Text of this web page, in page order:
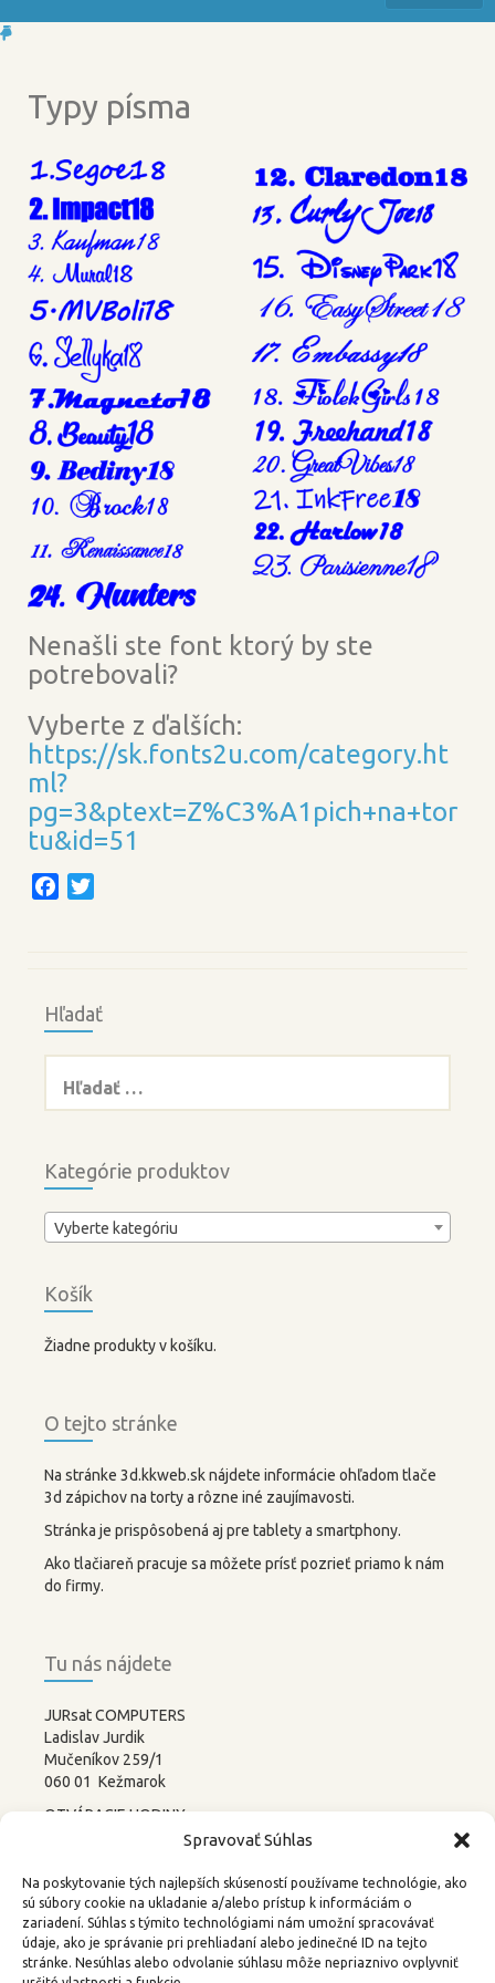
Spravovať Súhlas
Na poskytovanie tých najlepších skúseností používame technológie, ako
sú súbory cookie na ukladanie a/alebo prístup k informáciám o
zariadení. Súhlas s týmito technológiami nám umožní spracovávať
údaje, ako je správanie pri prehliadaní alebo jedinečné ID na tejto
stránke. Nesúhlas alebo odvolanie súhlasu môže nepriaznivo ovplyvniť
Typy písma
Nenašli ste font ktorý by ste
potrebovali?
Vyberte z ďalších:
https://sk.fonts2u.com/category.ht
ml?
pg=3&ptext=Z%C3%A1pich+na+tor
tu&id=51
o
e
Hľadať
Kategórie produktov
Vyberte kategóriu
Košík
Žiadne produkty v košíku.
O tejto stránke
Na stránke 3d.kkweb.sk nájdete informácie ohľadom tlače
3d zápichov na torty a rôzne iné zaujímavosti.
Stránka je prispôsobená aj pre tablety a smartphony.
Ako tlačiareň pracuje sa môžete prísť pozrieť priamo k nám
do firmy.
Tu nás nájdete
JURsat COMPUTERS
Ladislav Jurdik
Mučeníkov 259/1
060 01 Kežmarok
OTVÁRACIE HODINY:
PONDELOK – PIATOK
SOBOTA – NEDEĽA
ZATVORENÉ
tel.: 052 4522367, 0905 219488
email:3d@kkweb.sk